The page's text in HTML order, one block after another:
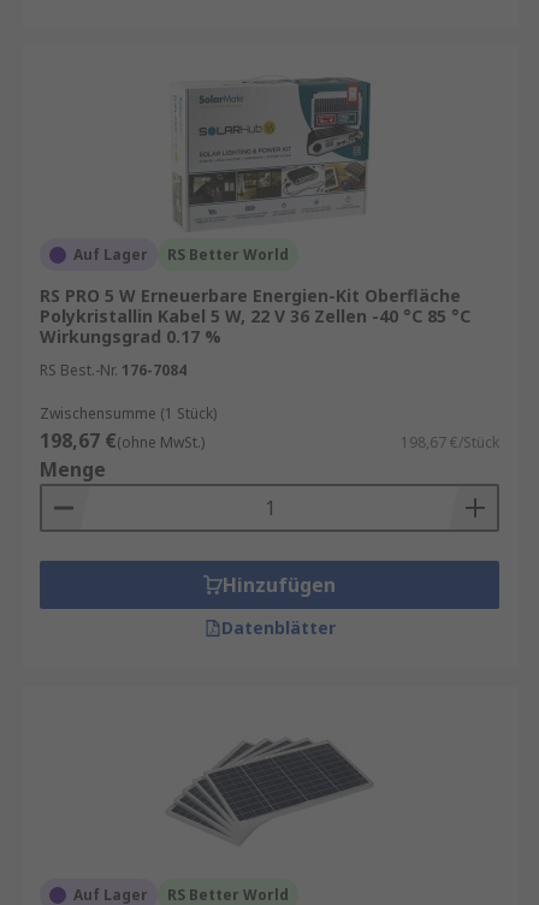
Auf Lager RS Better World
RS PRO 5 W Erneuerbare Energien-Kit Oberfläche
Polykristallin Kabel 5 W, 22 V 36 Zellen -40 °C 85 °C
Wirkungsgrad 0.17 %
RS Best.-Nr. 176-7084
Zwischensumme (1 Stück)
198,67 €(ohne MwSt.) 198,67 €/Stück
Menge
Hinzufügen
Datenblätter
Auf Lager RS Better World